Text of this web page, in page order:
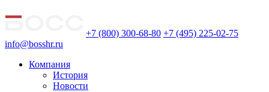
+7 (800) 300-68-80 +7 (495) 225-02-75
info@bosshr.ru
Компания
История
Новости